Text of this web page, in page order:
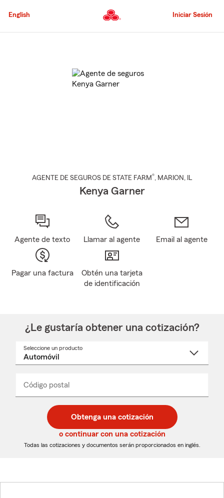
al
principal
English Iniciar Sesión
AGENTE DE SEGUROS DE STATE FARM®, MARION , IL
Kenya Garner
Agente de texto Llamar al agente Email al agente
Pagar una factura
Obtén una tarjeta
de identificación
¿Le gustaría obtener una cotización?
Seleccione un producto
desplegable
Código postal
de
5
dígitos
de
5
dígitos
_____
Obtenga una cotización
o continuar con una cotización
Todas las cotizaciones y documentos serán proporcionados en inglés.